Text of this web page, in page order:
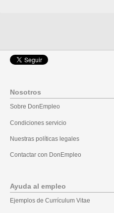
Nosotros
Sobre DonEmpleo
Condiciones servicio
Nuestras políticas legales
Contactar con DonEmpleo
Ayuda al empleo
Ejemplos de Currículum Vitae